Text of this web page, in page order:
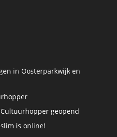
in Oosterparkwijk en
geopend
is online!